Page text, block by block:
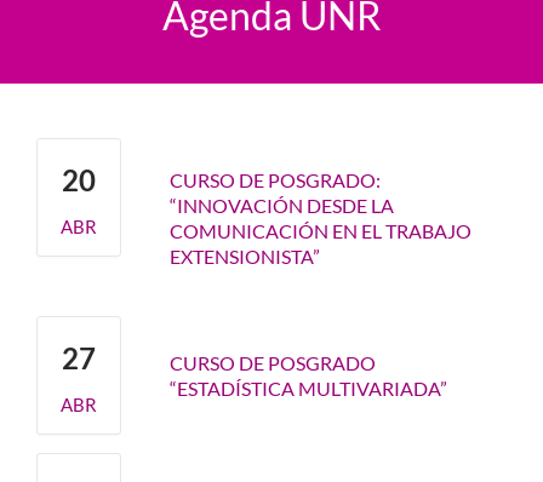
Agenda UNR
20
ABR
CURSO DE POSGRADO:
“INNOVACIÓN DESDE LA
COMUNICACIÓN EN EL TRABAJO
EXTENSIONISTA”
27
ABR
CURSO DE POSGRADO
“ESTADÍSTICA MULTIVARIADA”